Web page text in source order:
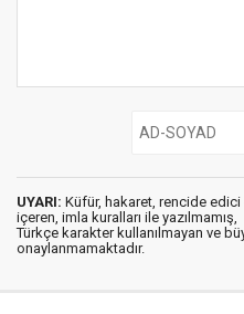
UYARI: Küfür, hakaret, rencide edici
içeren, imla kuralları ile yazılmamış,
Türkçe karakter kullanılmayan ve
onaylanmamaktadır.